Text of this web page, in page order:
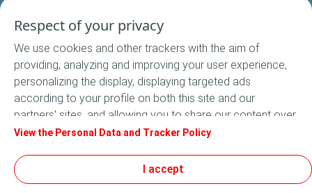
Nous contacter
Suivez-nous
Conditions Générales de Vente
Respect of your privacy
We use cookies and other trackers with the aim of
providing, analyzing and improving your user experience,
personalizing the display, displaying targeted ads
according to your profile on both this site and our
partners' sites, and allowing you to share our content over
social media. In accordance with French legislation,
default. You can change your cookie settings at any time
by clicking on the "Manage my cookies" button. By clicking
View the Personal Data and Tracker Policy
I accept